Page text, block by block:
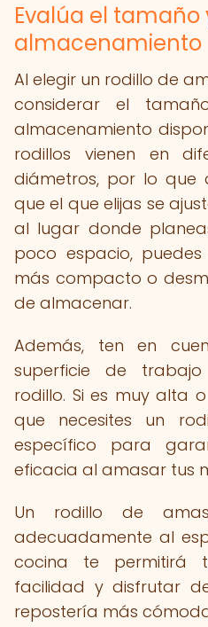
Evalúa el tamaño
almacenamiento
Al elegir un rodillo de
considerar el
almacenamiento
rodillos vienen en
diámetros, por lo que
que el que elijas se
al lugar donde
poco espacio,
más compacto o
de almacenar.
Además, ten en
superficie de
rodillo. Si es muy alta
que necesites un
específico para
eficacia al amasar tus
Un rodillo de
adecuadamente al
cocina te permitirá
facilidad y disfrutar
repostería más